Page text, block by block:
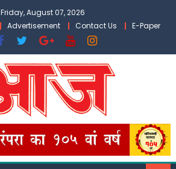
Friday, August 07, 2026
Advertisement Contact Us E-Paper